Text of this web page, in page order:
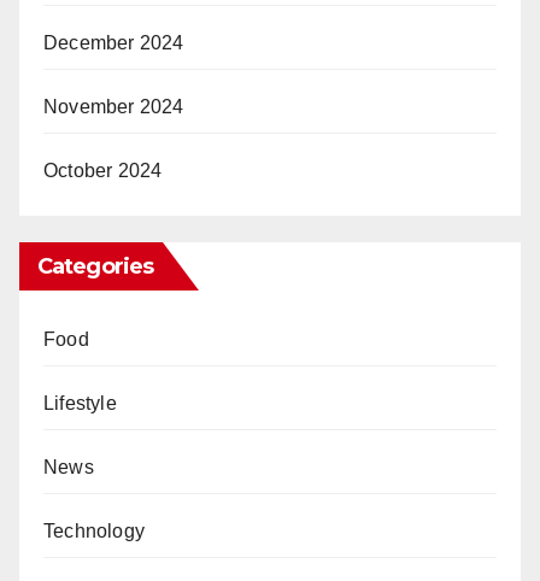
December 2024
November 2024
October 2024
Categories
Food
Lifestyle
News
Technology